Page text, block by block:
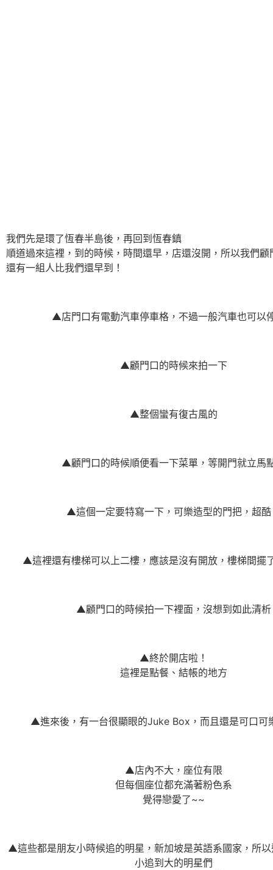
我們先是環了恆春半島後，再回到恆春鎮
順道過來這裡，到的時候，時間還早，店還沒開，所以我們顧
還有一組人比我們還早到！
▲店門口有電動汽車停車格，不過一般汽車也可以
▲顧門口的時候來拍一下
▲整個蠻有復古風的
▲顧門口的時候順便看一下菜單，等開門就立馬
▲這個一定要特寫一下，可樂造型的門把，超酷
▲這裡還有樓梯可以上二樓，應該是沒有開放，樓梯間擺
▲顧門口的時候拍一下裡面，沒想到如此清析
▲終於開店啦！
這裡是點餐、結帳的地方
▲進來後，有一台很顯眼的Juke Box，而且還是可口可
▲店內不大，座位有限
但每個座位都充滿著粉色系
覺得戀愛了~~
▲這些都是朋友小時候追的明星，新加坡是英語系國家，所
小追到大的明星們